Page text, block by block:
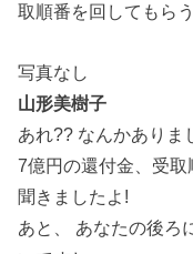
取順番を回してもら
写真なし
山形美樹子
あれ?? なんかありま
7億円の還付金、受
聞きましたよ!
あと、 あなたの後ろ